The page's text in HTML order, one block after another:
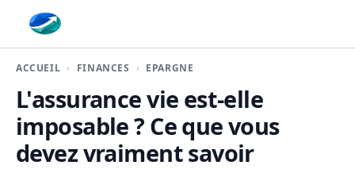
ACCUEIL FINANCES EPARGNE
L'assurance vie est-elle
imposable ? Ce que vous
devez vraiment savoir